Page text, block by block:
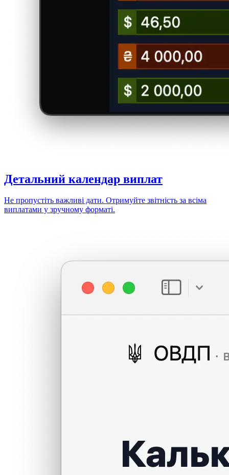
Детальний календар виплат
Не пропустіть важливі дати. Отримуйте звітність за всіма
виплатами у зручному форматі.